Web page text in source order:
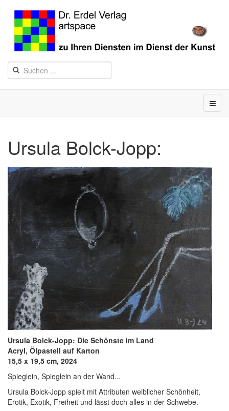
Ursula Bolck-Jopp:
Ursula Bolck-Jopp: Die Schönste im Land
Acryl, Ölpastell auf Karton
15,5 x 19,5 cm, 2024
Spieglein, Spieglein an der Wand...
Ursula Bolck-Jopp spielt mit Attributen weiblicher Schönheit,
Erotik, Exotik, Freiheit und lässt doch alles in der Schwebe.